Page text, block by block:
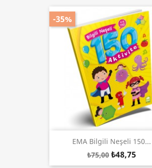
EMA Bilgili Neşeli 150...
₺75,00 ₺48,75
-35%